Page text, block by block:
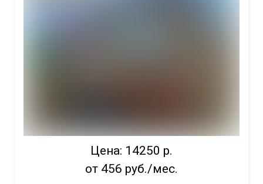
Цена: 14250 р.
от 456 руб./мес.